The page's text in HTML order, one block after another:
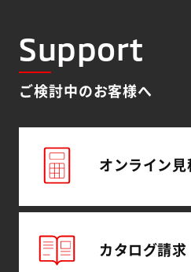
Support
ご検討中のお客様へ
オンライン 見
カタログ請求